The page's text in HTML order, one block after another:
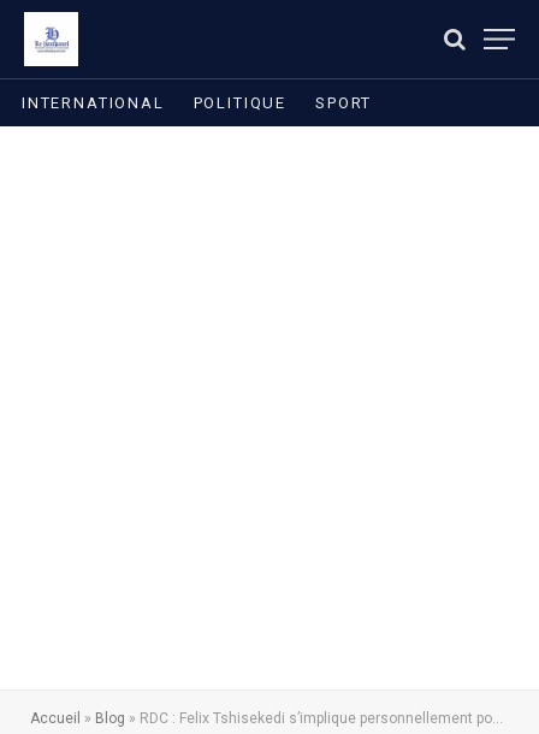
INTERNATIONAL POLITIQUE SPORT
Accueil » Blog » RDC : Felix Tshisekedi s’implique personnellement pour arrêter la dépréciation du Franc Congolais en exigeant un rapport hebdomadaire à ce sujet